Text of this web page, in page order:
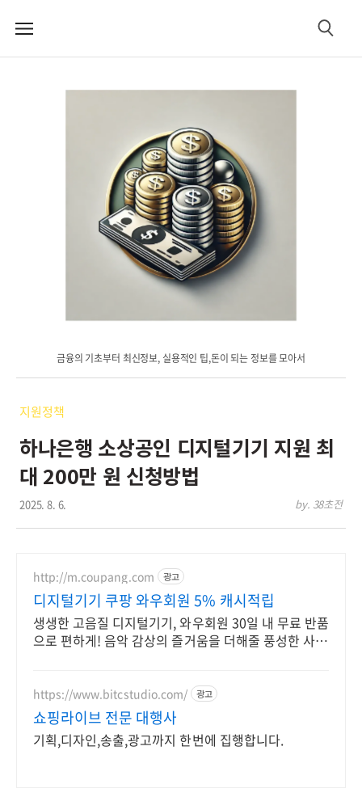
메
검
금융의 기초부터 최신정보, 실용적인 팁,돈이 되는 정보를 모아서
지원정책
하나은행 소상공인 디지털기기 지원 최
대 200만 원 신청방법
2025. 8. 6. by. 38초전
http://m.coupang.com 광고
디지털기기 쿠팡 와우회원 5% 캐시적립
생생한 고음질 디지털기기, 와우회원 30일 내 무료 반품
으로 편하게! 음악 감상의 즐거움을 더해줄 풍성한 사운
https://www.bitcstudio.com/ 광고
쇼핑라이브 전문 대행사
기획,디자인,송출,광고까지 한번에 집행합니다.